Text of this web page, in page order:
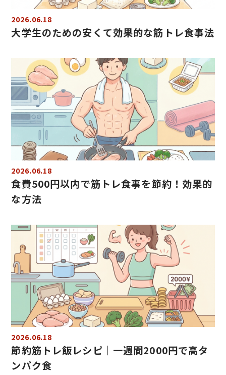
2026.06.18
大学生のための安くて効果的な筋トレ食事法
2026.06.18
食費500円以内で筋トレ食事を節約！効果的
な方法
2026.06.18
節約筋トレ飯レシピ｜一週間2000円で高タ
ンパク食